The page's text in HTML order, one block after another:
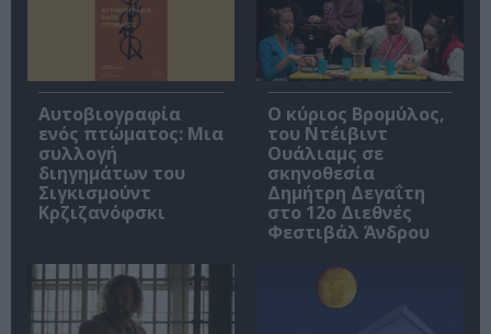
Αυτοβιογραφία
ενός πτώματος: Μια
συλλογή
διηγημάτων του
Σιγκισμούντ
Κρζιζανόφσκι
O κύριος Βρομύλος,
του Ντέιβιντ
Ουάλιαμς σε
σκηνοθεσία
Δημήτρη Δεγαΐτη
στο 12ο Διεθνές
Φεστιβάλ Άνδρου